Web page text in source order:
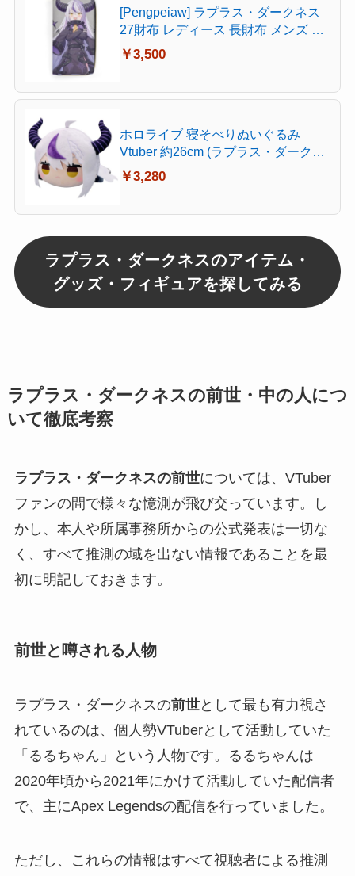
[Pengpeiaw] ラプラス・ダークネス
27財布 レディース 長財布 メンズ 持
ち運び便利 大容量 長財布 ファッシ
ョン 誕生日プレゼント グッズ
￥3,500
ホロライブ 寝そべりぬいぐるみ
Vtuber 約26cm (ラプラス・ダークネ
ス)
￥3,280
ラプラス・ダークネスのアイテム・
グッズ・フィギュアを探してみる
ラプラス・ダークネスの前世・中の人につ
いて徹底考察
ラプラス・ダークネスの前世については、VTuber
ファンの間で様々な憶測が飛び交っています。し
かし、本人や所属事務所からの公式発表は一切な
く、すべて推測の域を出ない情報であることを最
初に明記しておきます。
前世と噂される人物
ラプラス・ダークネスの前世として最も有力視さ
れているのは、個人勢VTuberとして活動していた
「るるちゃん」という人物です。るるちゃんは
2020年頃から2021年にかけて活動していた配信者
で、主にApex Legendsの配信を行っていました。
ただし、これらの情報はすべて視聴者による推測